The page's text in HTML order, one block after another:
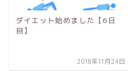
ダイエット始めました【6日
目】
2018年11月24日